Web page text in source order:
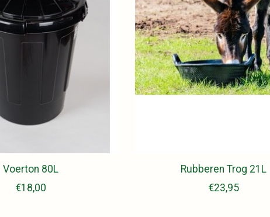
Voerton 80L
€18,00
Rubberen Trog 21L
€23,95